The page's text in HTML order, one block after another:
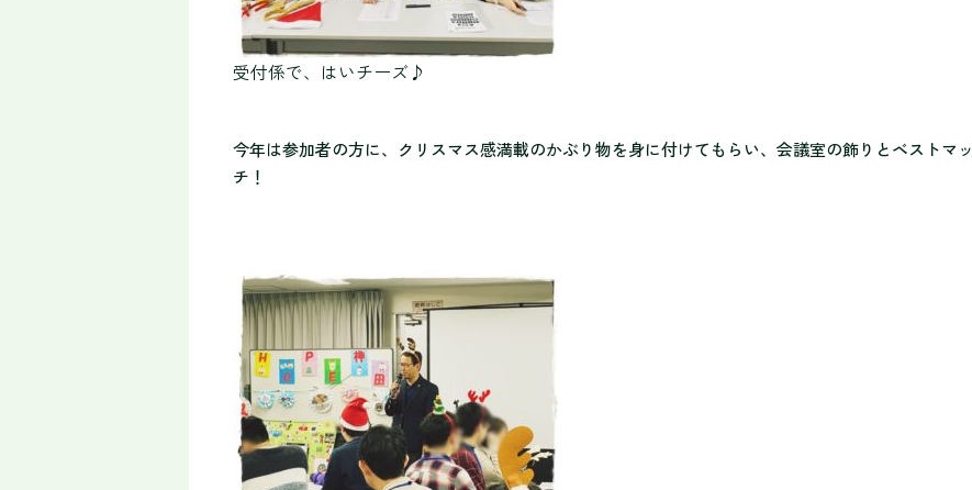
受付係で、はいチーズ♪
今年は参加者の方に、クリスマス感満載のかぶり物を身に付けても らい、会議室の飾りとベストマッ
チ！